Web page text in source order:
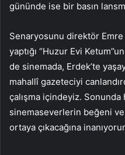
gününde ise bir basın
Senaryosunu direktör
yaptığı “Huzur Evi
de sinemada, Erdek’te
mahallî gazeteciyi
çalışma içindeyiz.
sinemaseverlerin beğeni
ortaya çıkacağına